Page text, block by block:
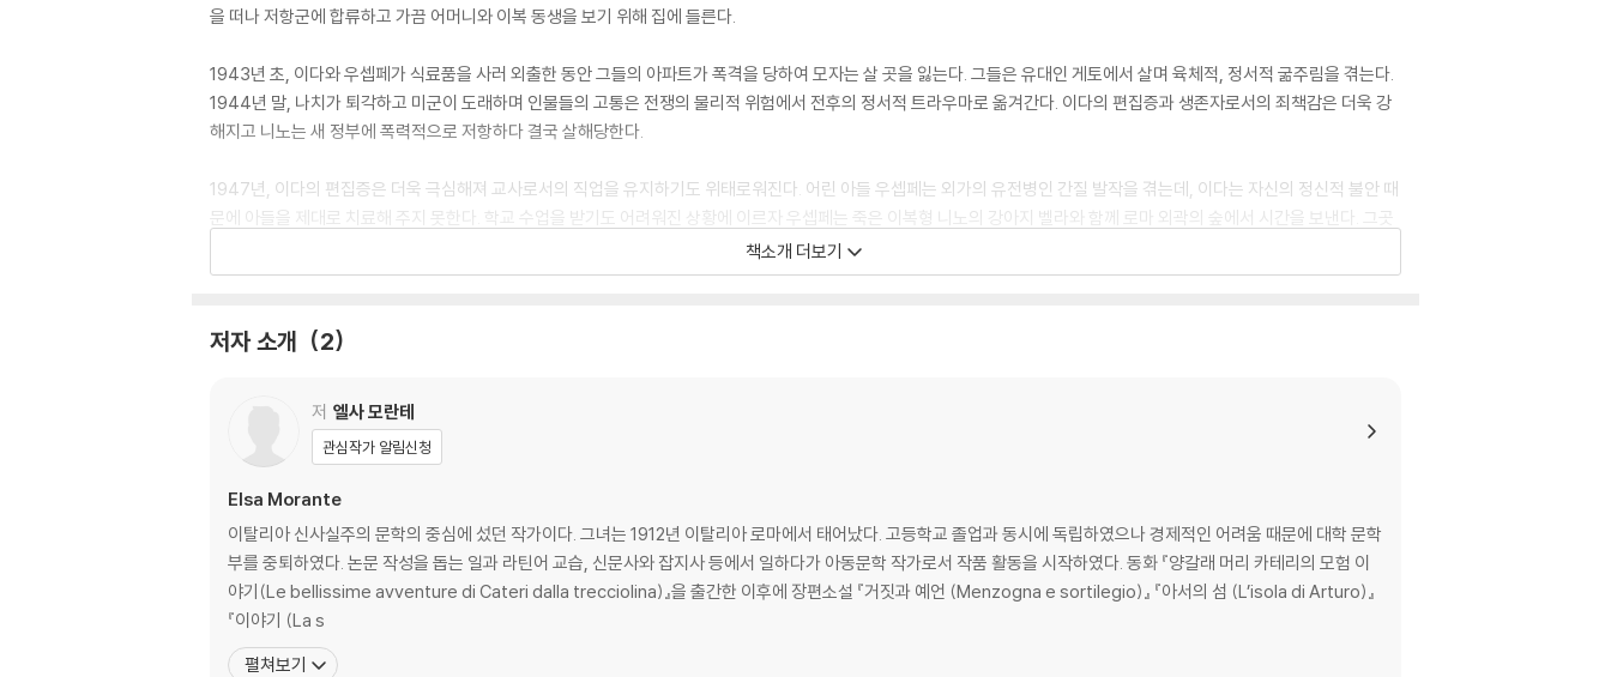
을 떠나 저항군에 합류하고 가끔 어머니와 이복 동생을 보기 위해 집에 들른다.
1943년 초, 이다와 우셉페가 식료품을 사러 외출한 동안 그들의 아파트가 폭격을 당하여 모자는 살 곳을 잃는다. 그들은 유대인 게토에서 살며 육체적, 정서적 굶주림을 겪는다.
1944년 말, 나치가 퇴각하고 미군이 도래하며 인물들의 고통은 전쟁의 물리적 위험에서 전후의 정서적 트라우마로 옮겨간다. 이다의 편집증과 생존자로서의 죄책감은 더욱 강
해지고 니노는 새 정부에 폭력적으로 저항하다 결국 살해당한다.
1947년, 이다의 편집증은 더욱 극심해져 교사로서의 직업을 유지하기도 위태로워진다. 어린 아들 우셉페는 외가의 유전병인 간질 발작을 겪는데, 이다는 자신의 정신적 불안 때
문에 아들을 제대로 치료해 주지 못한다. 학교 수업을 받기도 어려워진 상황에 이르자 우셉페는 죽은 이복형 니노의 강아지 벨라와 함께 로마 외곽의 숲에서 시간을 보낸다. 그곳
에서 우셉페는 기숙 학교에서 가출한 13살 소년과 전쟁 트라우마를 심각하게 겪는 퇴역 군인 다비데를 만나 친해진다.
우셉페를 구해 오지만 우셉페는 다음 날 사망한다. 이미 세상을 떠난 아이를 보기 위해 집으로 달려가면서 이다는 인간의 역사와 정부는 언제나 사람들을 멋대로 좌우하는 도구
책소개 더보기
저자 소개 2
저 엘사 모란테
관심작가 알림신청
Elsa Morante
이탈리아 신사실주의 문학의 중심에 섰던 작가이다. 그녀는 1912년 이탈리아 로마에서 태어났다. 고등학교 졸업과 동시에 독립하였으나 경제적인 어려움 때문에 대학 문학
부를 중퇴하였다. 논문 작성을 돕는 일과 라틴어 교습, 신문사와 잡지사 등에서 일하다가 아동문학 작가로서 작품 활동을 시작하였다. 동화 『양갈래 머리 카테리의 모험 이
야기(Le bellissime avventure di Cateri dalla trecciolina)』을 출간한 이후에 장편소설 『거짓과 예언 (Menzogna e sortilegio)』 『아서의 섬 (L’isola di Arturo)』
『이야기 (La s
펼쳐보기